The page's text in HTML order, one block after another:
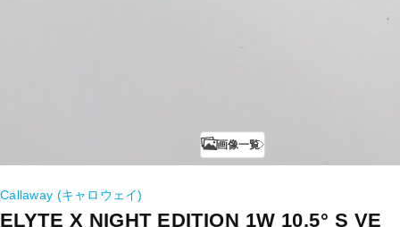
画像一覧
Callaway (キャロウェイ)
ELYTE X NIGHT EDITION 1W 10.5° S VE